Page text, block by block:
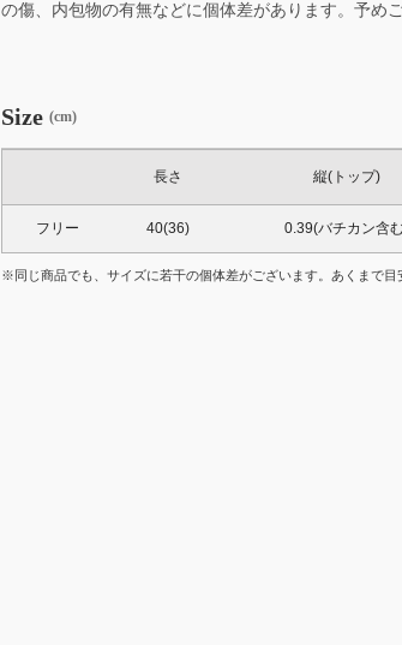
の傷、内包物の有無などに個体差があります。予め
Size(cm)
長さ 縦(トップ)
フリー 40(36) 0.39(バチカン含
※同じ商品でも、サイズに若干の個体差がございます。あくまで目